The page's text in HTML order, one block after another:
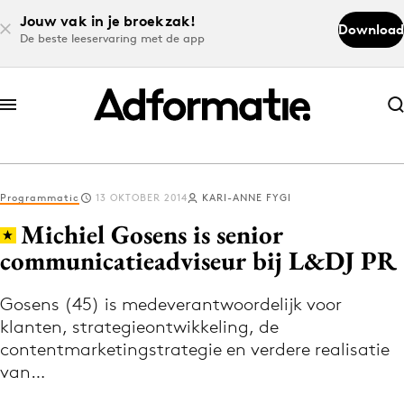
Jouw vak in je broekzak!
De beste leeservaring met de app
Download
Abonneer nu
Abonneer nu
Log in
Volg het laatste nieuws via de Adformatie
Nieuws app
Programmatic 13 OKTOBER 2014 KARI-ANNE FYGI
Michiel Gosens is senior
communicatieadviseur bij L&DJ PR
Gosens (45) is medeverantwoordelijk voor
klanten, strategieontwikkeling, de
contentmarketingstrategie en verdere realisatie
van…